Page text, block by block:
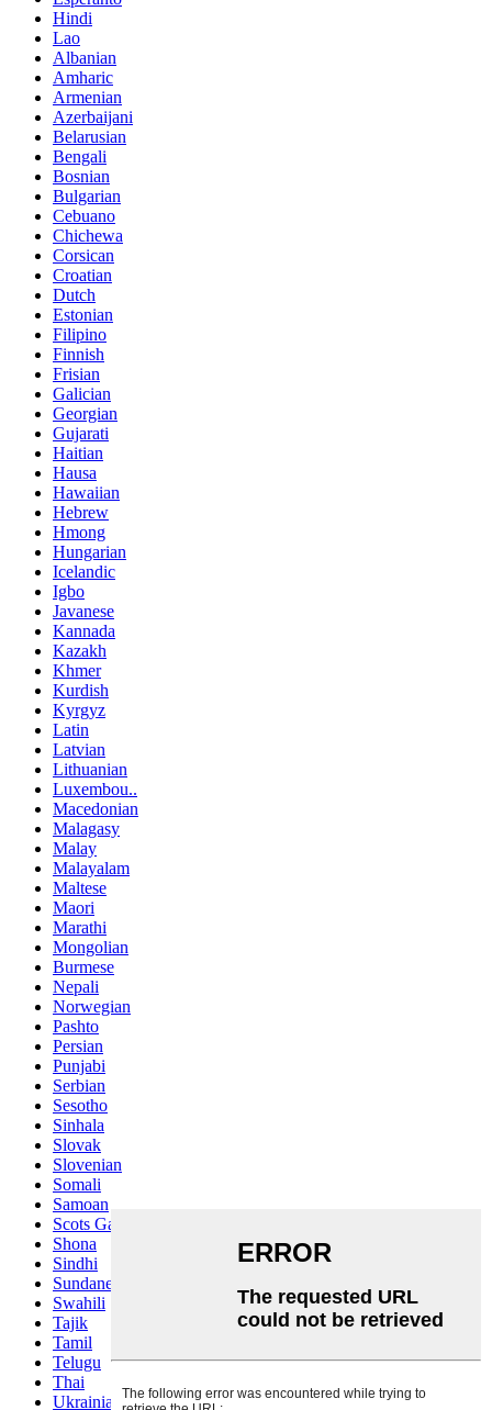
Hindi
Lao
Albanian
Amharic
Armenian
Azerbaijani
Belarusian
Bengali
Bosnian
Bulgarian
Cebuano
Chichewa
Corsican
Croatian
Dutch
Estonian
Filipino
Finnish
Frisian
Galician
Georgian
Gujarati
Haitian
Hausa
Hawaiian
Hebrew
Hmong
Hungarian
Icelandic
Igbo
Javanese
Kannada
Kazakh
Khmer
Kurdish
Kyrgyz
Latin
Latvian
Lithuanian
Luxembou..
Macedonian
Malagasy
Malay
Malayalam
Maltese
Maori
Marathi
Mongolian
Burmese
Nepali
Norwegian
Pashto
Persian
Punjabi
Serbian
Sesotho
Sinhala
Slovak
Slovenian
Somali
Samoan
Scots Gaelic
Shona
Sindhi
Sundanese
Swahili
Tajik
Tamil
Telugu
Thai
Ukrainian